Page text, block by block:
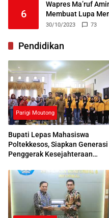
6
Wapres Ma’ruf
Membuat Lupa
30/10/2023 73
Pendidikan
Parigi Moutong
Bupati Lepas Mahasiswa
Poltekkesos, Siapkan Generasi
Penggerak Kesejahteraan